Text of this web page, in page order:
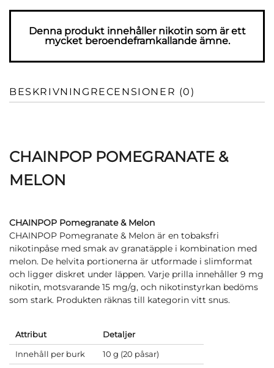
mängd
Denna produkt innehåller nikotin som är ett
mycket beroendeframkallande ämne.
BESKRIVNING RECENSIONER (0)
CHAINPOP POMEGRANATE &
MELON
CHAINPOP Pomegranate & Melon
CHAINPOP Pomegranate & Melon är en tobaksfri
nikotinpåse med smak av granatäpple i kombination med
melon. De helvita portionerna är utformade i slimformat
och ligger diskret under läppen. Varje prilla innehåller 9 mg
nikotin, motsvarande 15 mg/g, och nikotinstyrkan bedöms
som stark. Produkten räknas till kategorin vitt snus.
Attribut
Detaljer
Innehåll per burk
10 g (20 påsar)